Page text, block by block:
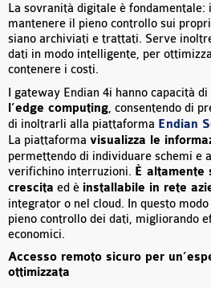
La sovranità digitale è
mantenere il pieno controllo sui
siano archiviati e trattati. Serve
dati in modo intelligente, per
contenere i costi.
I gateway Endian 4i hanno capacità
l’edge computing, consentendo di
di inoltrarli alla piattaforma Endian
La piattaforma visualizza le
permettendo di individuare schemi e
verifichino interruzioni. È altamente
crescita ed è installabile in rete
integrator o nel cloud. In questo
pieno controllo dei dati, migliorando
economici.
Accesso remoto sicuro per
ottimizzata